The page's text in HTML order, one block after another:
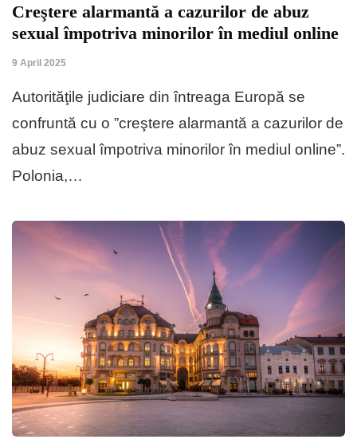
Creştere alarmantă a cazurilor de abuz
sexual împotriva minorilor în mediul online
9 April 2025
Autorităţile judiciare din întreaga Europă se
confruntă cu o ”creştere alarmantă a cazurilor de
abuz sexual împotriva minorilor în mediul online”.
Polonia,…